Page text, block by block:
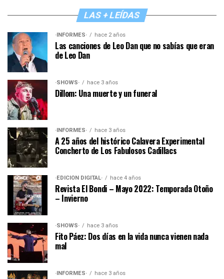
LAS + LEÍDAS
·INFORMES· hace 2 años
Las canciones de Leo Dan que no sabías que eran
de Leo Dan
·SHOWS· hace 3 años
Dillom: Una muerte y un funeral
·INFORMES· hace 3 años
A 25 años del histórico Calavera Experimental
Concherto de Los Fabulosos Cadillacs
·EDICIÓN DIGITAL· hace 4 años
Revista El Bondi – Mayo 2022: Temporada Otoño
– Invierno
·SHOWS· hace 3 años
Fito Páez: Dos días en la vida nunca vienen nada
mal
·INFORMES· hace 3 años